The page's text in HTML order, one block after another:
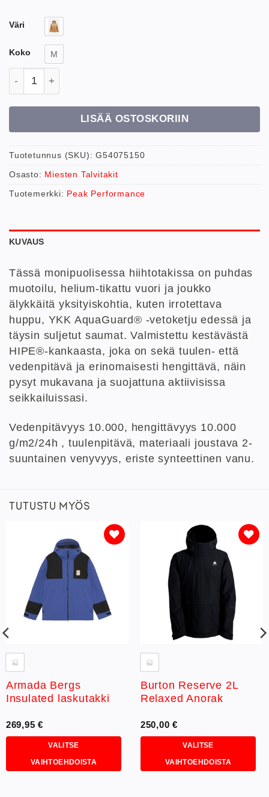
Väri
Koko M
LISÄÄ OSTOSKORIIN
Tuotetunnus (SKU):G54075150
Osasto: Miesten Talvitakit
Tuotemerkki: Peak Performance
KUVAUS
Tässä monipuolisessa hiihtotakissa on puhdas
muotoilu, helium-tikattu vuori ja joukko
älykkäitä yksityiskohtia, kuten irrotettava
huppu, YKK AquaGuard® -vetoketju edessä ja
täysin suljetut saumat. Valmistettu kestävästä
HIPE®-kankaasta, joka on sekä tuulen- että
vedenpitävä ja erinomaisesti hengittävä, näin
pysyt mukavana ja suojattuna aktiivisissa
seikkailuissasi.
Vedenpitävyys 10.000, hengittävyys 10.000
g/m2/24h , tuulenpitävä, materiaali joustava 2-
suuntainen venyvyys, eriste synteettinen vanu.
TUTUSTU MYÖS
toivelistaan
Armada Bergs
Insulated laskutakki
269,95€
VALITSE
VAIHTOEHDOISTA
Lisää
toivelistaan
Burton Reserve 2L
Relaxed Anorak
250,00€
VALITSE
VAIHTOEHDOISTA